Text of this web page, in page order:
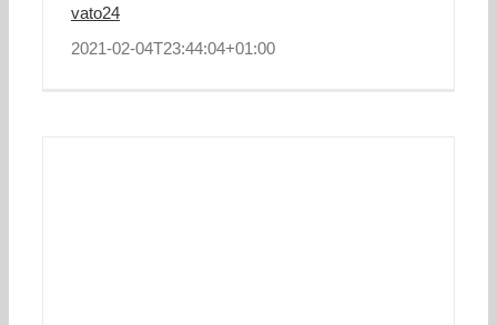
vato24
2021-02-04T23:44:04+01:00